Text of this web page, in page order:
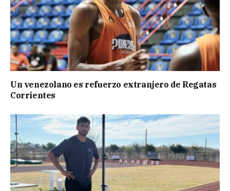
Un venezolano es refuerzo extranjero de Regatas
Corrientes